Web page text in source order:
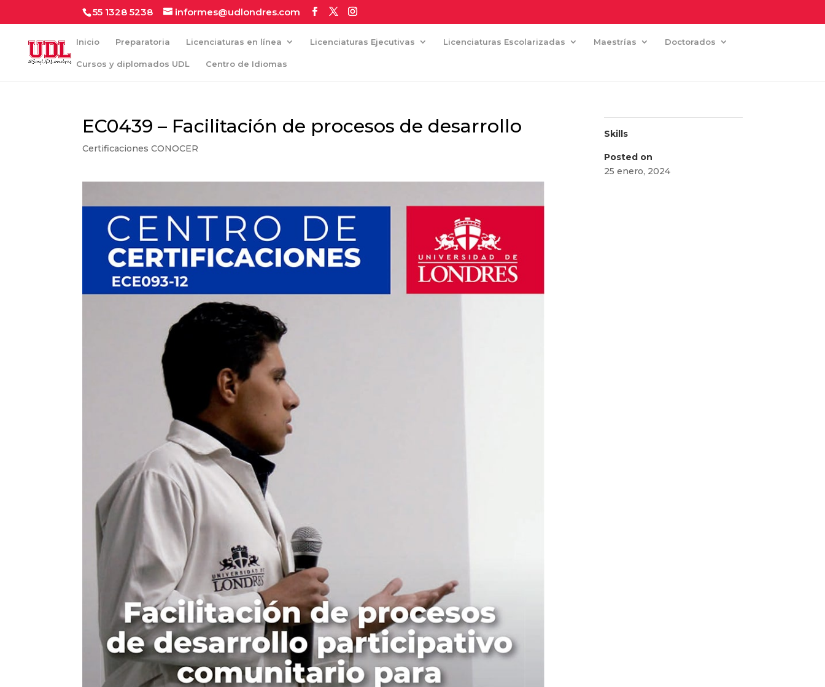
55 1328 5238 informes@udlondres.com
Inicio Preparatoria Licenciaturas en línea Licenciaturas Ejecutivas Licenciaturas Escolarizadas Maestrías Doctorados
Cursos y diplomados UDL Centro de Idiomas
EC0439 – Facilitación de procesos de desarrollo
Certificaciones CONOCER
Skills
Posted on
25 enero, 2024